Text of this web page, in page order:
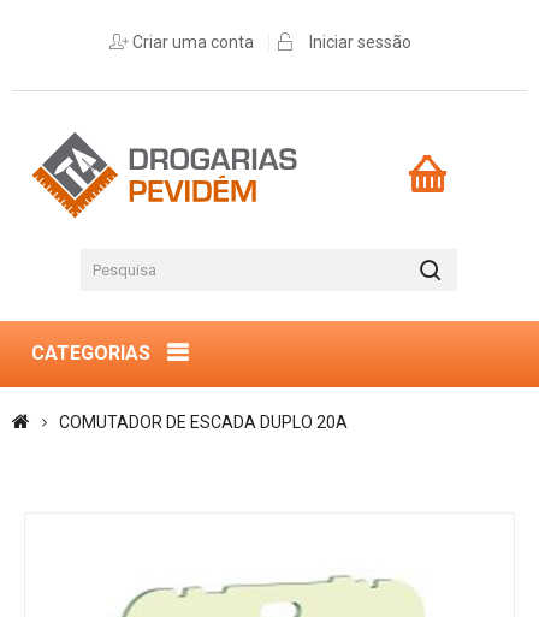
Criar uma conta Iniciar sessão
CATEGORIAS
COMUTADOR DE ESCADA DUPLO 20A